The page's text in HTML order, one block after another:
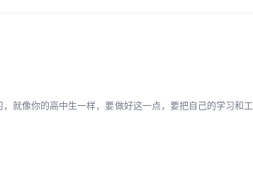
就像你的高中生一样，要做好这一点，要把自己的学习和工